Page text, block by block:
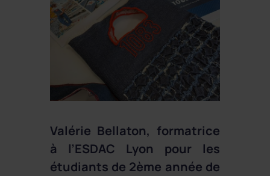
Valérie Bellaton, formatrice
à l’ESDAC Lyon pour les
étudiants de 2ème année de